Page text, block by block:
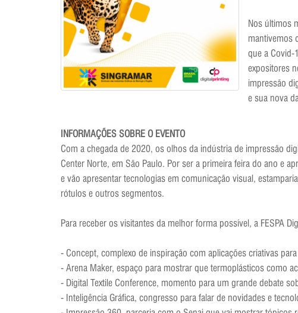
Nos últimos
mantivemos
que a Covid-
expositores
impressão
e sua nova
INFORMAÇÕES SOBRE O EVENTO
Com a chegada de 2020, os olhos da indústria de impressão
Center Norte, em São Paulo. Por ser a primeira feira do ano e
e vão apresentar tecnologias em comunicação visual,
rótulos e outros segmentos.
Para receber os visitantes da melhor forma possível, a FESPA
- Concept, complexo de inspiração com aplicações criativas
- Arena Maker, espaço para mostrar que termoplásticos como
- Digital Textile Conference, momento para um grande debate
- Inteligência Gráfica, congresso para falar de novidades e